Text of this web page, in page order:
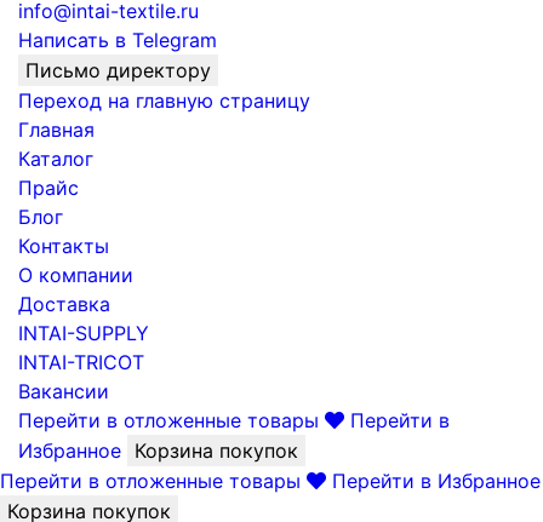
info@intai-textile.ru
Написать в Telegram
Письмо директору
Переход на главную страницу
Главная
Каталог
Прайс
Блог
Контакты
О компании
Доставка
INTAI-SUPPLY
INTAI-TRICOT
Вакансии
Перейти в отложенные товары
Перейти в
Избранное Корзина покупок
Перейти в отложенные товары
Перейти в Избранное
Корзина покупок